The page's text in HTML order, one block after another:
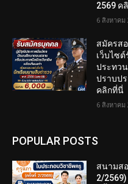
2569 ค
6 สิงหาคม
สมัครส
เว็บไซ
ประทว
ปราบป
คลิกที่นี่
6 สิงหาคม
POPULAR POSTS
สนามส
2/